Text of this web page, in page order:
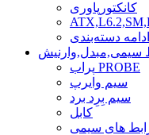
کانکتورپاوری
ادامه دسته‌بندی
سیمی,مبدل,وارنیش
پراب PROBE
سیم وایرپ
سیم بِرِد برد
کابل
های سیمی